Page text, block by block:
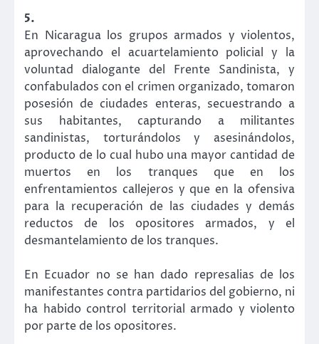
5.
En Nicaragua los grupos armados y violentos,
aprovechando el acuartelamiento policial y la
voluntad dialogante del Frente Sandinista, y
confabulados con el crimen organizado, tomaron
posesión de ciudades enteras, secuestrando a
sus habitantes, capturando a militantes
sandinistas, torturándolos y asesinándolos,
producto de lo cual hubo una mayor cantidad de
muertos en los tranques que en los
enfrentamientos callejeros y que en la ofensiva
para la recuperación de las ciudades y demás
reductos de los opositores armados, y el
desmantelamiento de los tranques.
En Ecuador no se han dado represalias de los
manifestantes contra partidarios del gobierno, ni
ha habido control territorial armado y violento
por parte de los opositores.